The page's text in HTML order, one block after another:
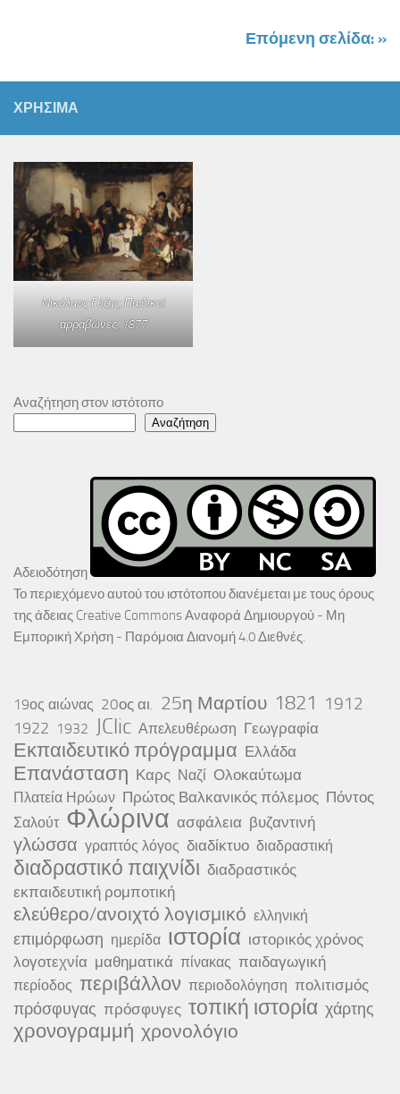
Επόμενη σελίδα: »
ΧΡΗΣΙΜΑ
Νικόλαος Γύζης,Παιδικοί
αρραβώνες, 1877
Αναζήτηση στον ιστότοπο
Αναζήτηση
Αδειοδότηση
Το περιεχόμενο αυτού του ιστότοπου διανέμεται με τους όρους
της άδειας Creative Commons Αναφορά Δημιουργού - Μη
Εμπορική Χρήση - Παρόμοια Διανομή 4.0 Διεθνές.
19ος αιώνας 20ος αι. 25η Μαρτίου 1821 1912
1922 1932 JClic Απελευθέρωση Γεωγραφία
Εκπαιδευτικό πρόγραμμα Ελλάδα
Επανάσταση Καρς Ναζί Ολοκαύτωμα
Πλατεία Ηρώων Πρώτος Βαλκανικός πόλεμος Πόντος
Σαλούτ Φλώρινα ασφάλεια βυζαντινή
γλώσσα γραπτός λόγος διαδίκτυο διαδραστική
διαδραστικό παιχνίδι διαδραστικός
εκπαιδευτική ρομποτική
ελεύθερο/ανοιχτό λογισμικό ελληνική
επιμόρφωση ημερίδα ιστορία ιστορικός χρόνος
λογοτεχνία μαθηματικά πίνακας παιδαγωγική
περίοδος περιβάλλον περιοδολόγηση πολιτισμός
πρόσφυγας πρόσφυγες τοπική ιστορία χάρτης
χρονογραμμή χρονολόγιο